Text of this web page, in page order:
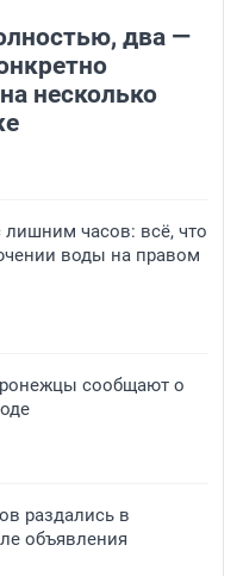
два —
несколько
лишним часов: всё, что
воды на правом
сообщают о
раздались в
объявления